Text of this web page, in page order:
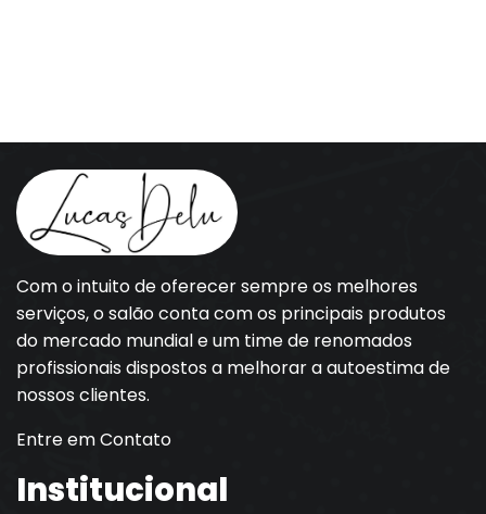
Com o intuito de oferecer sempre os melhores
serviços, o salão conta com os principais produtos
do mercado mundial e um time de renomados
profissionais dispostos a melhorar a autoestima de
nossos clientes.
Entre em Contato
Institucional